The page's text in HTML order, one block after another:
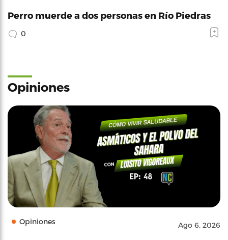
Perro muerde a dos personas en Río Piedras
0
Opiniones
Opiniones Ago 6, 2026